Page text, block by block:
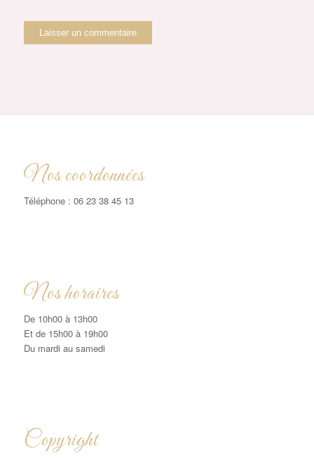
Nos coordonnées
Téléphone : 06 23 38 45 13
Nos horaires
De 10h00 à 13h00
Et de 15h00 à 19h00
Du mardi au samedi
Copyright